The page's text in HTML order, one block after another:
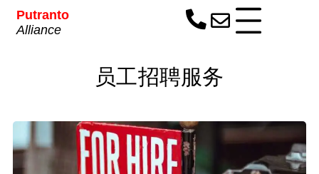
Putranto
Alliance
员工招聘服务